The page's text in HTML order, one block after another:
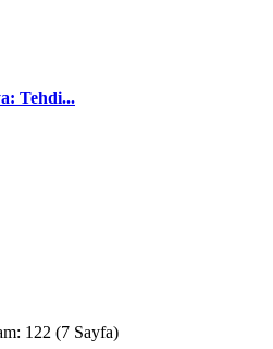
Tehdi...
122 (7 Sayfa)